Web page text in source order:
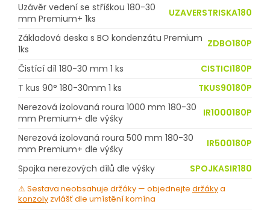
Uzávěr vedení se stříškou 180-30
mm Premium+ 1ks
UZAVERSTRISKA180
Základová deska s BO kondenzátu Premium
1ks
ZDBO180P
Čistící díl 180-30 mm 1 ks
CISTICI180P
T kus 90° 180-30mm 1 ks
TKUS90180P
Nerezová izolovaná roura 1000 mm 180-30
mm Premium+ dle výšky
IR1000180P
Nerezová izolovaná roura 500 mm 180-30
mm Premium+ dle výšky
IR500180P
Spojka nerezových dílů dle výšky SPOJKASIR180
⚠ Sestava neobsahuje držáky — objednejte držákya
konzoly zvlášť dle umístění komína